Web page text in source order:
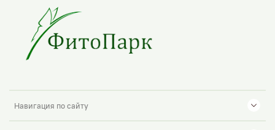
Навигация по сайту